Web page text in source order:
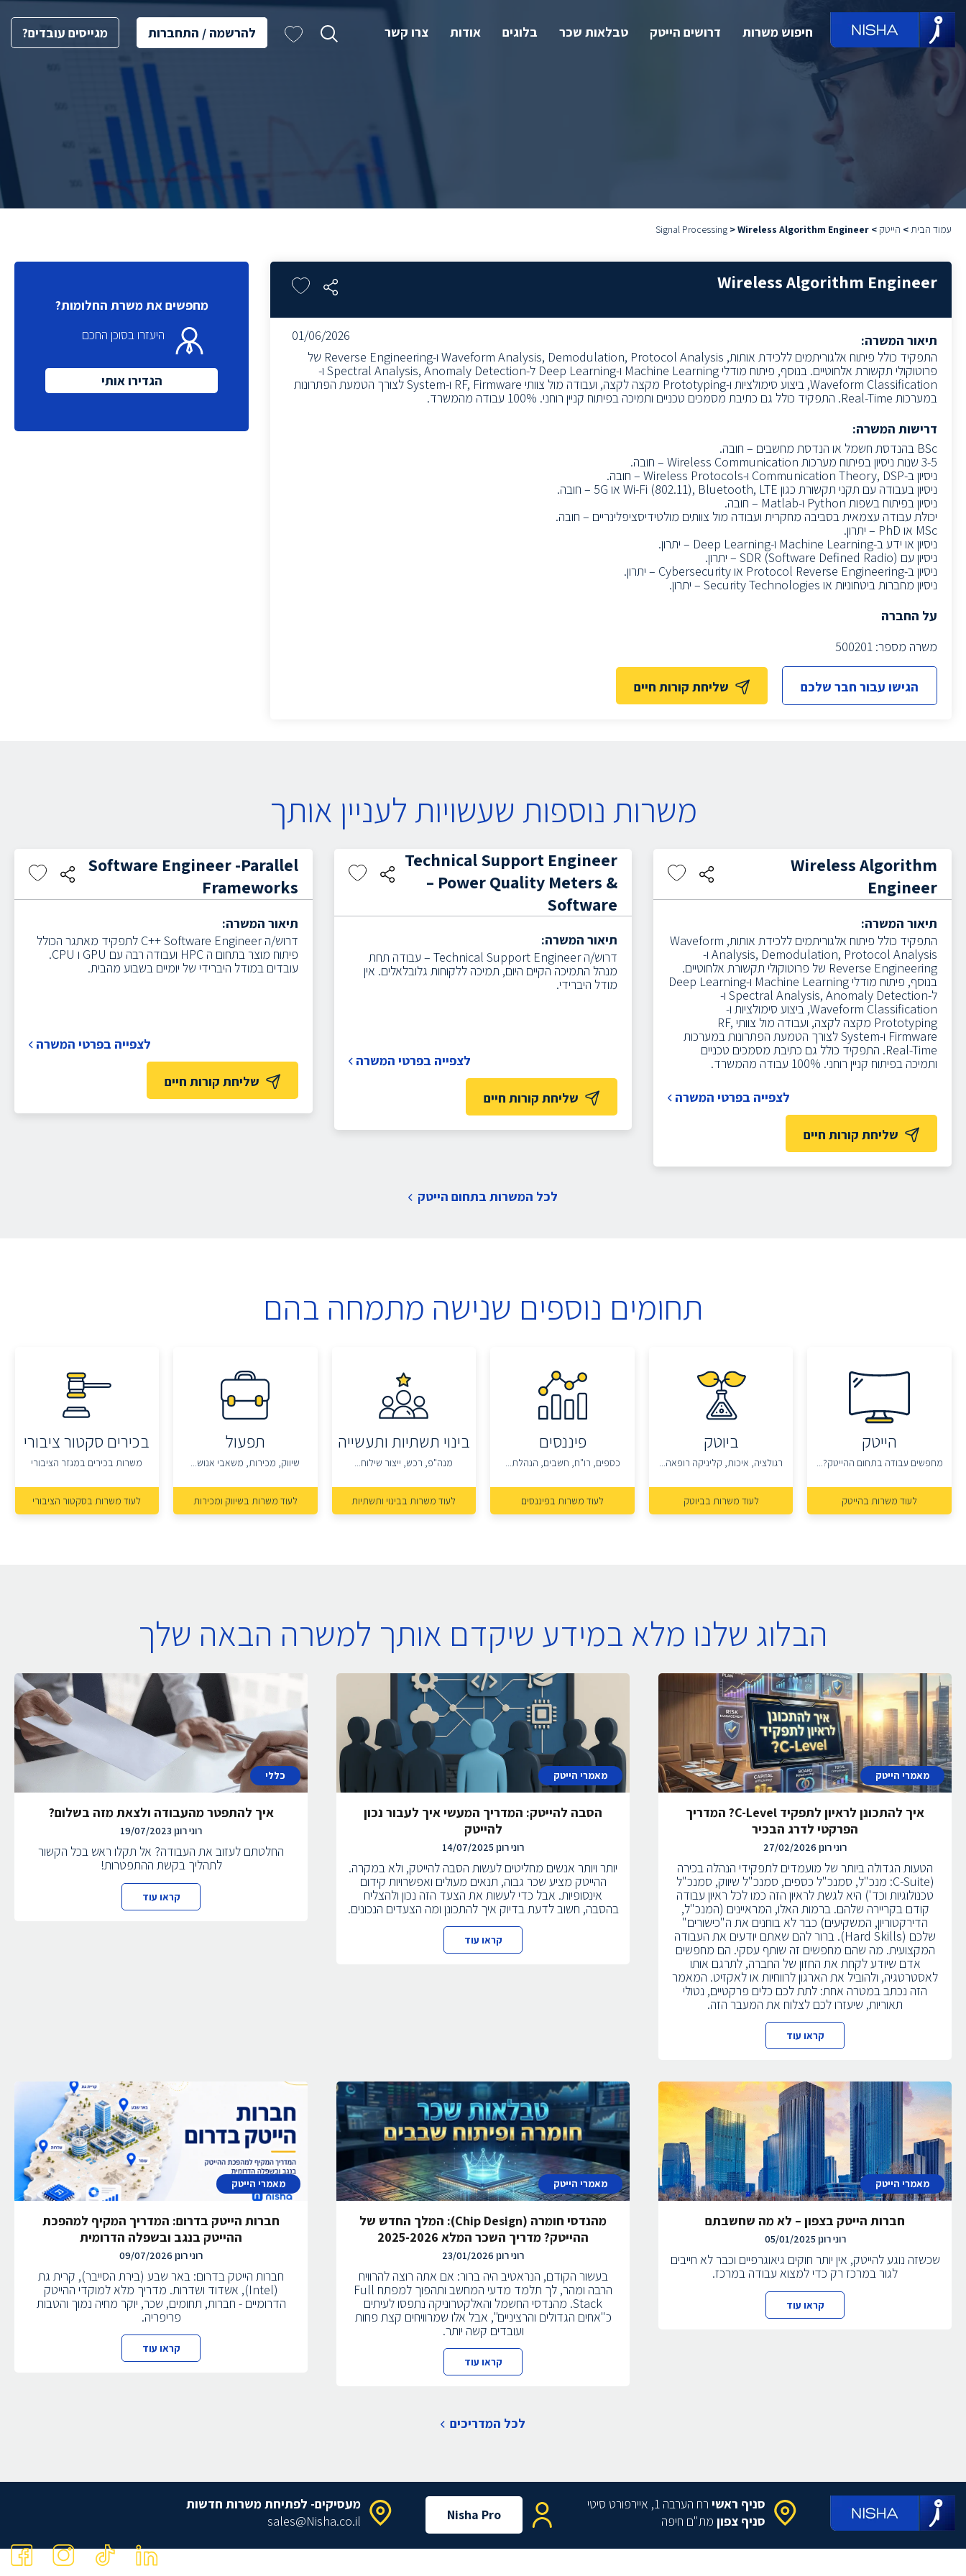
חיפוש משרות דרושים הייטק טבלאות שכר בלוגים אודות צרו קשר להרשמה / התחברות מגייסים עובדים?
עמוד הבית> הייטק >
Signal Processing >Wireless Algorithm Engineer
Wireless Algorithm Engineer
תיאור המשרה:
התפקיד כולל פיתוח אלגוריתמים ללכידת אותות, Waveform Analysis, Demodulation, Protocol Analysis ו-Reverse Engineering של
פרוטוקולי תקשורת אלחוטיים. בנוסף, פיתוח מודלי Machine Learning ו-Deep Learning ל-Spectral Analysis, Anomaly Detection ו-
Waveform Classification, ביצוע סימולציות ו-Prototyping מקצה לקצה, ועבודה מול צוותי RF, Firmware ו-System לצורך הטמעת הפתרונות
במערכות Real-Time. התפקיד כולל גם כתיבת מסמכים טכניים ותמיכה בפיתוח קניין רוחני. 100% עבודה מהמשרד.
דרישות המשרה:
BSc בהנדסת חשמל או הנדסת מחשבים – חובה.
3-5 שנות ניסיון בפיתוח מערכות Wireless Communication – חובה.
ניסיון ב-Communication Theory, DSP ו-Wireless Protocols – חובה.
ניסיון בעבודה עם תקני תקשורת כגון Wi-Fi (802.11), Bluetooth, LTE או 5G – חובה.
ניסיון בפיתוח בשפות Python ו-Matlab – חובה.
יכולת עבודה עצמאית בסביבה מחקרית ועבודה מול צוותים מולטידיסציפלינריים – חובה.
MSc או PhD – יתרון.
ניסיון או ידע ב-Machine Learning ו-Deep Learning – יתרון.
ניסיון עם SDR (Software Defined Radio) – יתרון.
ניסיון ב-Protocol Reverse Engineering או Cybersecurity – יתרון.
ניסיון מחברות ביטחוניות או Security Technologies – יתרון.
על החברה
משרה מספר: 500201
01/06/2026
הגישו עבור חבר שלכם שליחת קורות חיים
מחפשים את משרת החלומות?
היעזרו בסוכן החכם
הגדירו אותי
משרות נוספות שעשויות לעניין אותך
Wireless Algorithm
Engineer
תיאור המשרה:
התפקיד כולל פיתוח אלגוריתמים ללכידת אותות, Waveform
Analysis, Demodulation, Protocol Analysis ו-
Reverse Engineering של פרוטוקולי תקשורת אלחוטיים.
בנוסף, פיתוח מודלי Machine Learning ו-Deep Learning
ל-Spectral Analysis, Anomaly Detection ו-
Waveform Classification, ביצוע סימולציות ו-
Prototyping מקצה לקצה, ועבודה מול צוותי RF,
Firmware ו-System לצורך הטמעת הפתרונות במערכות
Real-Time. התפקיד כולל גם כתיבת מסמכים טכניים
ותמיכה בפיתוח קניין רוחני. 100% עבודה מהמשרד.
לצפייה בפרטי המשרה
שליחת קורות חיים
Technical Support Engineer
– Power Quality Meters &
Software
תיאור המשרה:
דרוש/ה Technical Support Engineer – עבודה תחת
מנהל התמיכה הקיים היום, תמיכה ללקוחות גלובלאלים. אין
מודל היברידי.
לצפייה בפרטי המשרה
שליחת קורות חיים
Software Engineer -Parallel
Frameworks
תיאור המשרה:
דרוש/ה C++ Software Engineer לתפקיד מאתגר הכולל
פיתוח מוצר בתחום ה HPC ועבודה רבה עם GPU ו CPU.
עובדים במודל היברידי של יומיים בשבוע מהבית.
לצפייה בפרטי המשרה
שליחת קורות חיים
לכל המשרות בתחום הייטק
תחומים נוספים שנישה מתמחה בהם
הייטק
מחפשים עבודה בתחום ההייטק?...
לעוד משרות בהייטק
ביוטק
רגולציה, איכות, קליניקה רופאה...
לעוד משרות בביוטק
פיננסים
כספים, רו"ח, חשבים, הנהלת...
לעוד משרות בפיננסים
בינוי תשתיות ותעשייה
מנה"פ, רכש, ייצור שילוח...
לעוד משרות בבינוי ותשתיות
תפעול
שיווק, מכירות, משאבי אנוש...
לעוד משרות בשיווק ומכירות
בכירים סקטור ציבורי
משרות בכירים במגזר הציבורי
לעוד משרות בסקטור הציבורי
הבלוג שלנו מלא במידע שיקדם אותך למשרה הבאה שלך
מאמרי הייטק
איך להתכונן לראיון לתפקיד C-Level? המדריך
הפרקטי לדרג הבכיר
רוני רונן 27/02/2026
הטעות הגדולה ביותר של מועמדים לתפקידי הנהלה בכירה
(C-Suite: מנכ"ל, סמנכ"ל כספים, סמנכ"ל שיווק, סמנכ"ל
טכנולוגיות וכד') היא לגשת לראיון הזה כמו לכל ראיון עבודה
קודם בקריירה שלהם. ברמות האלו, המראיינים (המנכ"ל,
הדירקטוריון, המשקיעים) כבר לא בוחנים את ה"כישורים"
שלכם (Hard Skills). ברור להם שאתם יודעים את העבודה
המקצועית. מה שהם מחפשים זה שותף עסקי. הם מחפשים
אדם שיודע לקחת את החזון של החברה, לתרגם אותו
לאסטרטגיה, ולהוביל את הארגון לרווחיות או לאקזיט. המאמר
הזה נכתב במטרה אחת: לתת לכם כלים פרקטיים, נטולי
תאוריות, שיעזרו לכם לצלוח את המעבר הזה.
קראו עוד
מאמרי הייטק
הסבה להייטק: המדריך המעשי איך לעבור נכון
להייטק
רוני רונן 14/07/2025
יותר ויותר אנשים מחליטים לעשות הסבה להייטק, ולא במקרה.
ההייטק מציע שכר גבוה, תנאים מעולים ואפשרויות קידום
אינסופיות. אבל כדי לעשות את הצעד הזה נכון ולהצליח
בהסבה, חשוב לדעת בדיוק איך להתכונן ומה הצעדים הנכונים.
קראו עוד
כללי
איך להתפטר מהעבודה ולצאת מזה בשלום?
רוני רונן19/07/2023
החלטתם לעזוב את העבודה? אל תקלו ראש בכל הקשור
לתהליך בקשת ההתפטרות!
קראו עוד
מאמרי הייטק
חברות הייטק בצפון – לא מה שחשבתם
רוני רונן 05/01/2025
שכשזה נוגע להייטק, אין יותר חוקים גיאוגרפיים וכבר לא חייבים
לגור במרכז רק כדי למצוא עבודה במרכז.
קראו עוד
מאמרי הייטק
מהנדסי חומרה (Chip Design): המלך החדש של
ההייטק? מדריך השכר המלא 2025-2026
רוני רונן 23/01/2026
בעשור הקודם, הנראטיב היה ברור: אם אתה רוצה להרוויח
הרבה ומהר, לך תלמד מדעי המחשב ותהפוך למפתח Full
Stack. מהנדסי החשמל והאלקטרוניקה נתפסו לעיתים
כ"אחים הגדולים והרציניים", אבל אלו שמרוויחים קצת פחות
ועובדים קשה יותר.
קראו עוד
מאמרי הייטק
חברות הייטק בדרום: המדריך המקיף למהפכת
ההייטק בנגב ובשפלה הדרומית
רוני רונן 09/07/2026
חברות הייטק בדרום: באר שבע (בירת הסייבר), קרית גת
(Intel), אשדוד ושדרות. מדריך מלא למוקדי ההייטק
הדרומיים - חברות, תחומים, שכר, יוקר מחיה נמוך והטבות
פריפריה.
קראו עוד
לכל המדריכים
סניף ראשי רח הערבה 1, איירפורט סיטי
סניף צפון מת"ם חיפה Nisha Pro
מעסיקים- לפתיחת משרות חדשות
sales@Nisha.co.il